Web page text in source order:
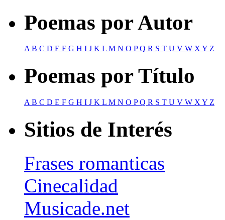
Poemas por Autor
AB C D E F G H I J K L M N O PQ R S T U V W XY Z
Poemas por Título
A B C D E F G H I J K L M N O PQ R S T U V W X Y Z
Sitios de Interés
Frases romanticas
Cinecalidad
Musicade.net